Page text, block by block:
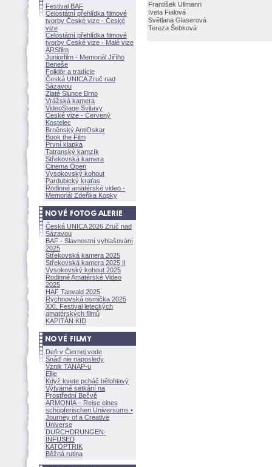
Festival BAF
Celostátní přehlídka filmové
tvorby České vize - České
vize
Celostátní přehlídka filmové
tvorby České vize - Malé vize
ARSfilm
Juniorfilm - Memoriál Jiřího
Beneše
Folklór a tradície
Česká UNICA Zruč nad
Sázavou
Zlaté Slunce Brno
Vrážská kamera
VideoStage Svitavy
České vize - Červený
Kostelec
Brněnský AntiOskar
Book the Film
První klapka
Tatranský kamzík
Střekovská kamera
Cinema Open
Vysokovský kohout
Pardubický kraťas
Rodinné amatérské video -
Memoriál Zdeňka Kopky
Česká UNICA 2026 Zruč nad
Sázavou
BAF - Slavnostní vyhlašování
2025
Střekovská kamera 2025
Střekovská kamera 2025 II
Vysokovský kohout 2025
Rodinné Amatérské Video
2025
HAF Tanvald 2025
Rychnovská osmička 2025
XXI. Festival leteckých
amatérských filmů
KAPITÁN KID
Deň v Čiernej vode
Snáď nie naposledy
Vznik TANAP-u
Ellie
Když kvete pcháč bělohlavý
Výtvarné setkání na
Prostřední Bečvě
ARMONÍA – Reise eines
schöpferischen Universums •
Journey of a Creative
Universe
DURCHDRUNGEN·
INFUSED
KATOPTRIK
Běžná rutina
František Ullmann
Iveta Fialov
Světlana Glaserov
Tereza Šebkov